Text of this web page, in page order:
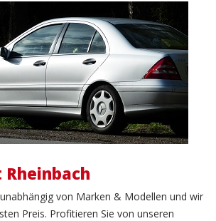
Autoexport
von Marken & Modellen und wir
Preis. Profitieren Sie von unseren